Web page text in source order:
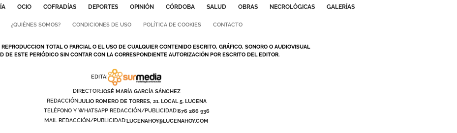
OCIO COFRADÍAS DEPORTES OPINIÓN CÓRDOBA SALUD OBRAS NECROLÓGICAS GALERÍAS
¿QUIÉNES SOMOS? CONDICIONES DE USO POLÍTICA DE COOKIES CONTACTO
TOTAL O PARCIAL O EL USO DE CUALQUIER CONTENIDO ESCRITO, GRÁFICO, SONORO O AUDIOVISUAL
DE ESTE PERIÓDICO SIN CONTAR CON LA CORRESPONDIENTE AUTORIZACIÓN POR ESCRITO DEL EDITOR.
EDITA:
DIRECTOR:JOSÉ MARÍA GARCÍA SÁNCHEZ
REDACCIÓN:JULIO ROMERO DE TORRES, 21. LOCAL 5. LUCENA
TELÉFONO Y WHATSAPP REDACCIÓN/PUBLICIDAD:676 286 936
MAIL REDACCIÓN/PUBLICIDAD:LUCENAHOY@LUCENAHOY.COM